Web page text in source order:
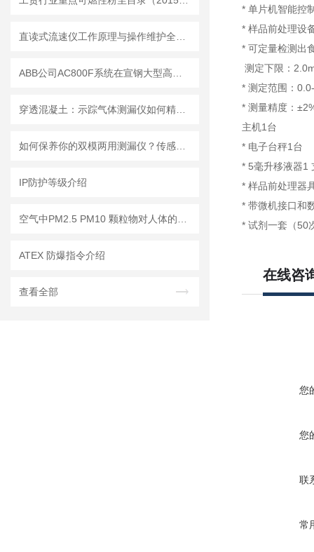
IP防护等级介绍
ATEX 防爆指令介绍
查看全部
* 单片机智能控
* 样品前处理设
* 可定量检测出
测定下限：
* 测定范围：
* 测量精度：
主机1台
* 电子台秤1台
* 5毫升移液器1
* 样品前处理器
* 带微机接口和
* 试剂一套（50
在线咨
您
您
联
常